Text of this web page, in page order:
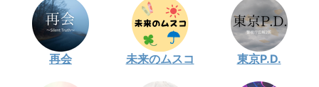
再会 未来のムスコ 東京P.D.